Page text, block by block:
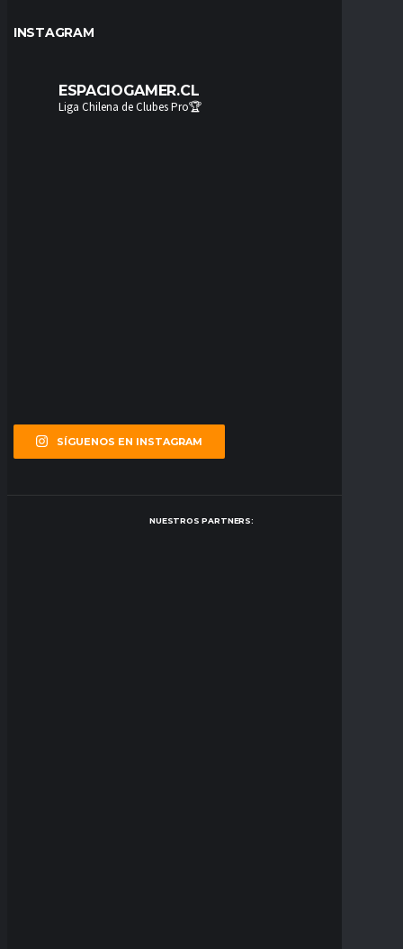
INSTAGRAM
ESPACIOGAMER.CL
Liga Chilena de Clubes Pro🏆
SÍGUENOS EN INSTAGRAM
NUESTROS PARTNERS: